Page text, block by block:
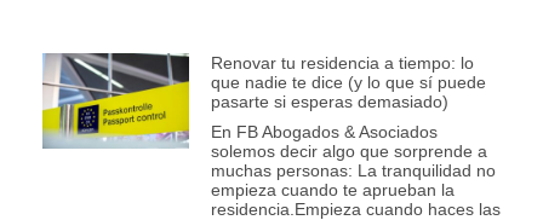
Renovar tu residencia a tiempo: lo
que nadie te dice (y lo que sí puede
pasarte si esperas demasiado)
En FB Abogados & Asociados
solemos decir algo que sorprende a
muchas personas: La tranquilidad no
empieza cuando te aprueban la
residencia.Empieza cuando haces las